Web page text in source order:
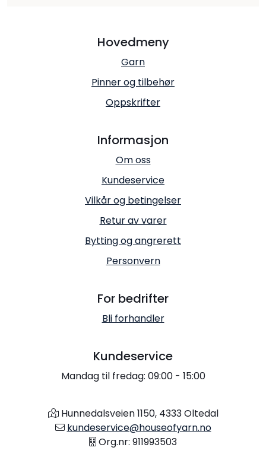
Hovedmeny
Garn
Pinner og tilbehør
Oppskrifter
Informasjon
Om oss
Kundeservice
Vilkår og betingelser
Retur av varer
Bytting og angrerett
Personvern
For bedrifter
Bli forhandler
Kundeservice
Mandag til fredag: 09:00 - 15:00
Hunnedalsveien 1150, 4333 Oltedal
kundeservice@houseofyarn.no
Org.nr: 911993503